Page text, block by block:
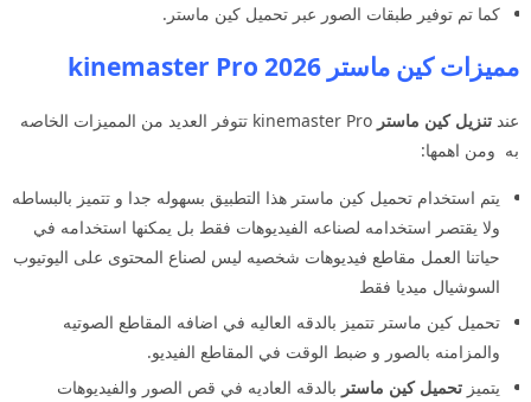
كما تم توفير طبقات الصور عبر تحميل كين ماستر.
مميزات كين ماستر 2026 kinemaster Pro
عند تنزيل كين ماستر
kinemaster Pro تتوفر العديد من المميزات الخاصه
به ومن اهمها:
يتم استخدام تحميل كين ماستر هذا التطبيق بسهوله جدا و تتميز بالبساطه
ولا يقتصر استخدامه لصناعه الفيديوهات فقط بل يمكنها استخدامه في
حياتنا العمل مقاطع فيديوهات شخصيه ليس لصناع المحتوى على اليوتيوب
السوشيال ميديا فقط
تحميل كين ماستر تتميز بالدقه العاليه في اضافه المقاطع الصوتيه
والمزامنه بالصور و ضبط الوقت في المقاطع الفيديو.
يتميز تحميل كين ماستر بالدقه العاديه في قص الصور والفيديوهات